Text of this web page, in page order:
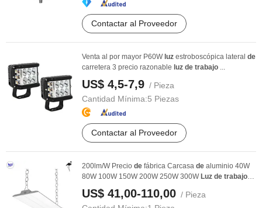
Contactar al Proveedor
Venta al por mayor P60W luz estroboscópica lateral de
carretera 3 precio razonable luz de trabajo ...
US$ 4,5-7,9 / Pieza
Cantidad Mínima:5 Piezas
Contactar al Proveedor
200lm/W Precio de fábrica Carcasa de aluminio 40W
80W 100W 150W 200W 250W 300W Luz de trabajo
...
US$ 41,00-110,00 / Pieza